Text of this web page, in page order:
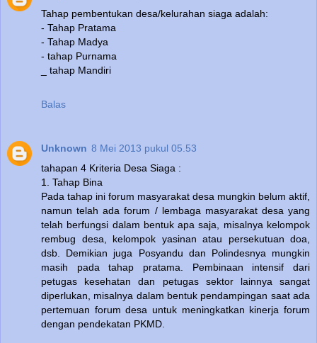
Tahap pembentukan desa/kelurahan siaga adalah:
- Tahap Pratama
- Tahap Madya
- tahap Purnama
_ tahap Mandiri
Balas
Unknown 8 Mei 2013 pukul 05.53
tahapan 4 Kriteria Desa Siaga :
1. Tahap Bina
Pada tahap ini forum masyarakat desa mungkin belum aktif,
namun telah ada forum / lembaga masyarakat desa yang
telah berfungsi dalam bentuk apa saja, misalnya kelompok
rembug desa, kelompok yasinan atau persekutuan doa,
dsb. Demikian juga Posyandu dan Polindesnya mungkin
masih pada tahap pratama. Pembinaan intensif dari
petugas kesehatan dan petugas sektor lainnya sangat
diperlukan, misalnya dalam bentuk pendampingan saat ada
pertemuan forum desa untuk meningkatkan kinerja forum
dengan pendekatan PKMD.